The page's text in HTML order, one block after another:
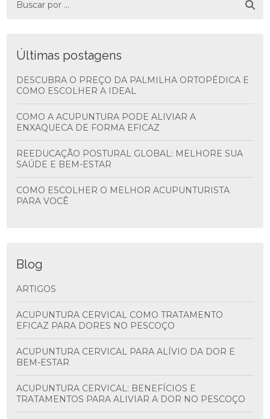
Últimas postagens
DESCUBRA O PREÇO DA PALMILHA ORTOPÉDICA E
COMO ESCOLHER A IDEAL
COMO A ACUPUNTURA PODE ALIVIAR A
ENXAQUECA DE FORMA EFICAZ
REEDUCAÇÃO POSTURAL GLOBAL: MELHORE SUA
SAÚDE E BEM-ESTAR
COMO ESCOLHER O MELHOR ACUPUNTURISTA
PARA VOCÊ
Blog
ARTIGOS
ACUPUNTURA CERVICAL COMO TRATAMENTO
EFICAZ PARA DORES NO PESCOÇO
ACUPUNTURA CERVICAL PARA ALÍVIO DA DOR E
BEM-ESTAR
ACUPUNTURA CERVICAL: BENEFÍCIOS E
TRATAMENTOS PARA ALIVIAR A DOR NO PESCOÇO